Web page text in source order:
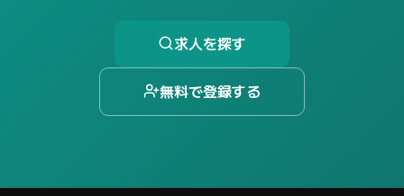
求人を探す
無料で登録する